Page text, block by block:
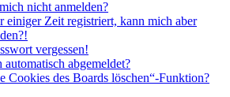
nicht anmelden?
einiger Zeit registriert, kann mich aber
vergessen!
abgemeldet?
Cookies des Boards löschen“-Funktion?